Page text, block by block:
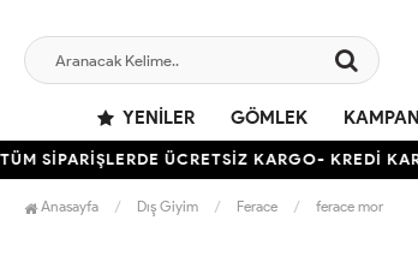
YENILER GÖMLEK
SİPARİŞLERDE ÜCRETSİZ KARGO- KREDİ
Anasayfa Dış Giyim Ferace ferace mor